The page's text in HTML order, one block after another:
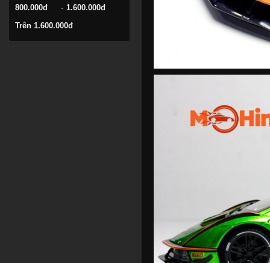
800.000đ
- 1.600.000đ
Trên 1.600.000đ